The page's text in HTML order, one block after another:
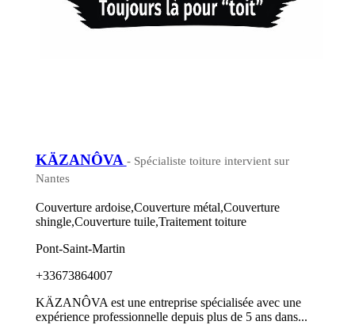
KÄZANÔVA - Spécialiste toiture intervient sur
Nantes
Couverture ardoise,Couverture métal,Couverture
shingle,Couverture tuile,Traitement toiture
Pont-Saint-Martin
+33673864007
KÄZANÔVA est une entreprise spécialisée avec une
expérience professionnelle depuis plus de 5 ans dans...